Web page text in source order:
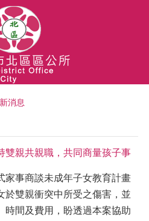
消息
雙親共親職，共同商量孩子事
家事商談未成年子女教育計畫
於雙親衝突中所受之傷害，並
時間及費用，盼透過本案協助